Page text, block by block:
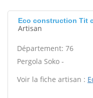
Eco construction Tit
Artisan
Département: 76
Pergola Soko -
Voir la fiche artisan :